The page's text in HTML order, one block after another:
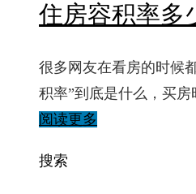
住房容积率多
很多网友在看房的时候
积率”到底是什么，买
阅读更多
搜索